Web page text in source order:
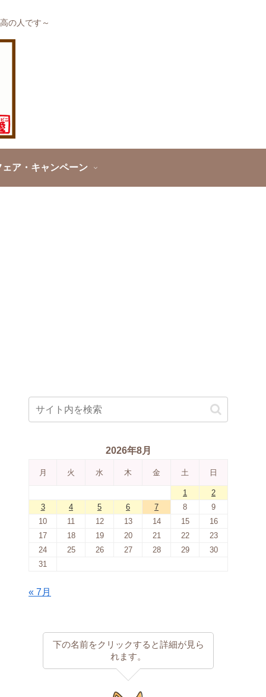
の人です～
ェア・キャンペーン
2026年8月
月 火 水 木 金 土 日
1
2
3
4 5 6 7 8
9
10
11 12 13 14 15
16
17
18 19 20 21 22
23
24
25 26 27 28 29
30
31
« 7月
下の名前をクリックすると詳細が見ら
れます。